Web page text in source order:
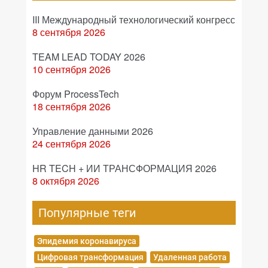
III Международный технологический конгресс
8 сентября 2026
TEAM LEAD TODAY 2026
10 сентября 2026
Форум ProcessTech
18 сентября 2026
Управление данными 2026
24 сентября 2026
HR TECH + ИИ ТРАНСФОРМАЦИЯ 2026
8 октября 2026
Популярные теги
Эпидемия коронавируса
Цифровая трансформация
Удаленная работа